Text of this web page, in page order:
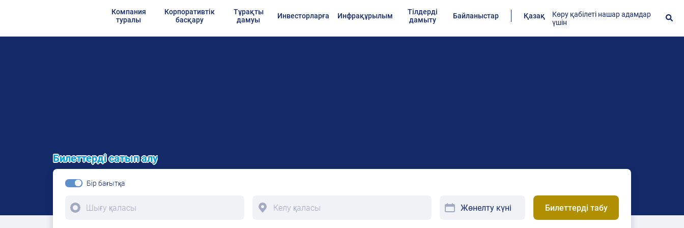
Компания
туралы
Корпоративтік
басқару
Тұрақты
дамуы
Инвесторларға Инфрақұрылым
Тілдерді
дамыту
Байланыстар Қазақ
Көру қабілеті нашар адамдар
үшін
Билеттерді сатып алу
Бір бағытқа
Билеттерді табу